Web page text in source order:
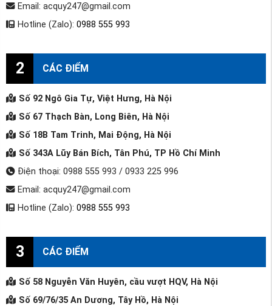
Email: acquy247@gmail.com
Hotline (Zalo): 0988 555 993
2 CÁC ĐIỂM
Số 92 Ngô Gia Tự, Việt Hưng, Hà Nội
Số 67 Thạch Bàn, Long Biên, Hà Nội
Số 18B Tam Trinh, Mai Động, Hà Nội
Số 343A Lũy Bán Bích, Tân Phú, TP Hồ Chí Minh
Điện thoại: 0988 555 993 / 0933 225 996
Email: acquy247@gmail.com
Hotline (Zalo): 0988 555 993
3 CÁC ĐIỂM
Số 58 Nguyễn Văn Huyên, cầu vượt HQV, Hà Nội
Số 69/76/35 An Dương, Tây Hồ, Hà Nội